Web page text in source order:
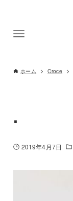
ホーム Croce
.
2019年4月7日